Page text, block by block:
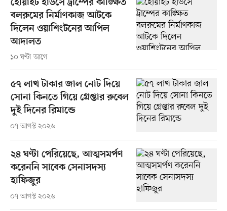
হোয়াইট হাউসে ট্রাম্পের কাঙ্ক্ষিত
বলরুমের নির্মাণকাজ আটকে
দিলেন ওয়াশিংটনের আপিল
আদালত
১০ ঘণ্টা আগে
৫৭ লাখ টাকার জাল নোট দিয়ে
সোনা কিনতে গিয়ে গ্রেপ্তার রুবেল
দুই দিনের রিমান্ডে
০৭ আগস্ট ২০২৬
২৪ ঘণ্টা পেরিয়েছে, আত্মসমর্পণ
করেননি সাবেক সেনাসদস্য
হাফিজুর
০৭ আগস্ট ২০২৬